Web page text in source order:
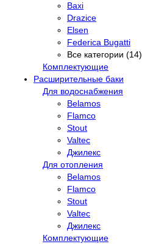
Baxi
Drazice
Elsen
Federica Bugatti
Все категории (14)
Комплектующие
Расширительные баки
Для водоснабжения
Belamos
Flamco
Stout
Valtec
Джилекс
Для отопления
Belamos
Flamco
Stout
Valtec
Джилекс
Комплектующие